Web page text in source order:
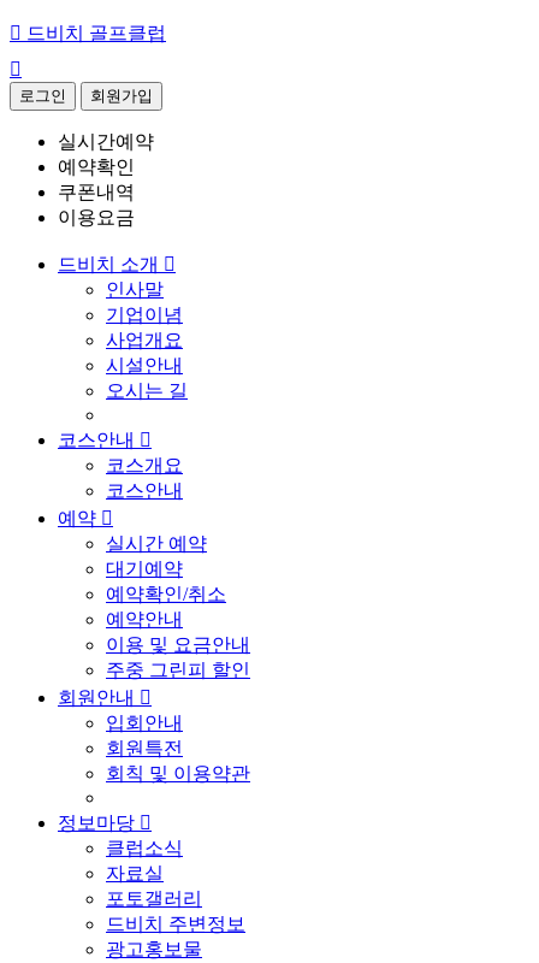
 드비치 골프클럽

로그인 회원가입
실시간예약
예약확인
쿠폰내역
이용요금
드비치 소개 
인사말
기업이념
사업개요
시설안내
오시는 길
코스안내 
코스개요
코스안내
예약 
실시간 예약
대기예약
예약확인/취소
예약안내
이용 및 요금안내
주중 그린피 할인
회원안내 
입회안내
회원특전
회칙 및 이용약관
정보마당 
클럽소식
자료실
포토갤러리
드비치 주변정보
광고홍보물